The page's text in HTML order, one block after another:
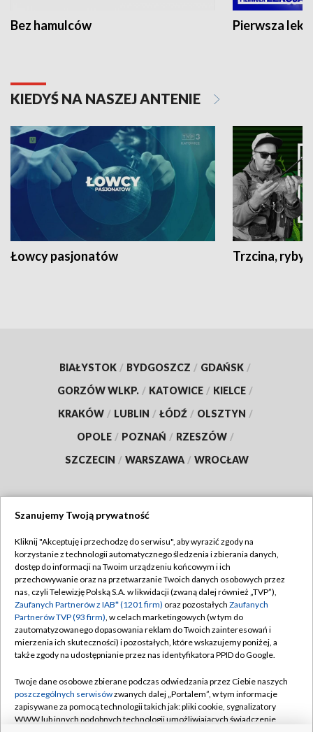
Bez hamulców Pierwsza
KIEDYŚ NA NASZEJ ANTENIE
Łowcy pasjonatów Trzcina, ryby
BIAŁYSTOK / BYDGOSZCZ / GDAŃSK /
GORZÓW WLKP. / KATOWICE / KIELCE /
KRAKÓW / LUBLIN / ŁÓDŹ / OLSZTYN /
OPOLE / POZNAŃ / RZESZÓW /
SZCZECIN / WARSZAWA / WROCŁAW
TVP
Abonament TVP
Emisja w TVP
Centrum informacji TVP
Naziemna Telewizja Cyfrowa
Rada Programowa
System NOS
Regulamin TVP
Polityka prywatności
Moje zgody
Pomoc
Kontakt
Szanujemy Twoją prywatność
Kliknij "Akceptuję i przechodzę do serwisu", aby wyrazić zgody na
korzystanie z technologii automatycznego śledzenia i zbierania danych,
dostęp do informacji na Twoim urządzeniu końcowym i ich
przechowywanie oraz na przetwarzanie Twoich danych osobowych przez
nas, czyli Telewizję Polską S.A. w likwidacji (zwaną dalej również „TVP”),
Zaufanych Partnerów z IAB* (1201 firm) oraz pozostałych Zaufanych
Partnerów TVP (93 firm), w celach marketingowych (w tym do
zautomatyzowanego dopasowania reklam do Twoich zainteresowań i
mierzenia ich skuteczności) i pozostałych, które wskazujemy poniżej, a
także zgody na udostępnianie przez nas identyfikatora PPID do Google.
Twoje dane osobowe zbierane podczas odwiedzania przez Ciebie naszych
poszczególnych serwisówzwanych dalej „Portalem”, w tym informacje
zapisywane za pomocą technologii takich jak: pliki cookie, sygnalizatory
WWW lub innych podobnych technologii umożliwiających świadczenie